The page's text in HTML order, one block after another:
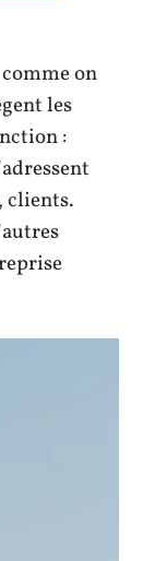
on
les
:
clients.